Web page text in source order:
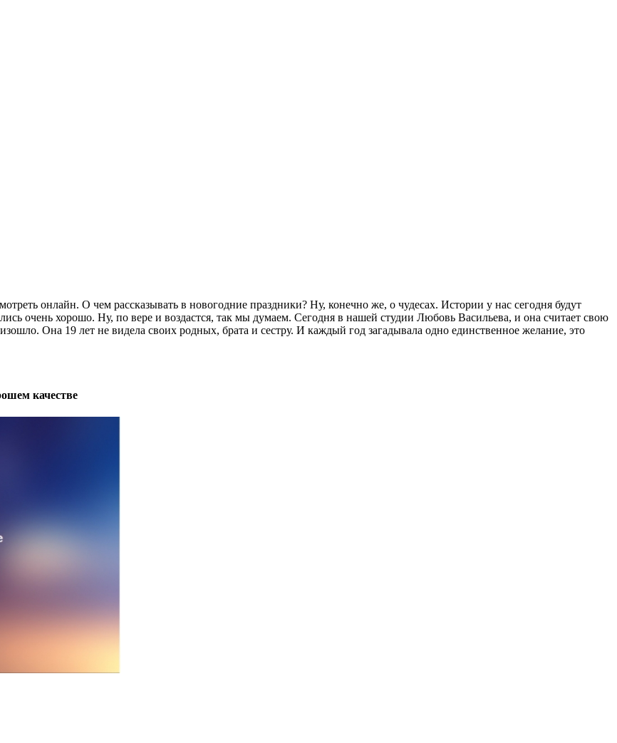
онлайн. О чем рассказывать в новогодние праздники? Ну, конечно же, о чудесах. Истории у нас сегодня будут
очень хорошо. Ну, по вере и воздастся, так мы думаем. Сегодня в нашей студии Любовь Васильева, и она считает свою
Она 19 лет не видела своих родных, брата и сестру. И каждый год загадывала одно единственное желание, это
качестве